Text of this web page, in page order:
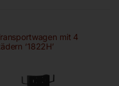
mit 4
‘1822H’